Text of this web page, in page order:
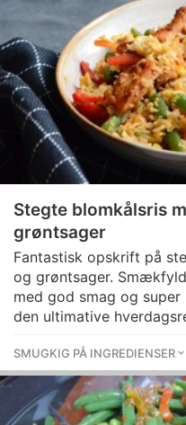
Stegte blomkålsris
grøntsager
Fantastisk opskrift på
og grøntsager.
med god smag og
den ultimative
SMUGKIG PÅ INGREDIENSER